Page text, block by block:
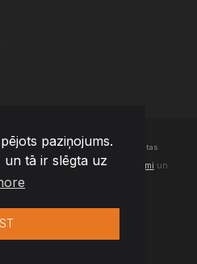
paziņojums.
tā ir slēgta uz
Latvia- Visas tiesības aizsargātas
piekrītat mūsuLietošanas noteikumi un
politika